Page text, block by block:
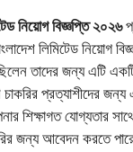
নিয়োগ বিজ্ঞপ্তি ২০২৬
লিমিটেড নিয়োগ
তাদের জন্য এটি
চাকরির প্রত্যাশীদের
শিক্ষাগত যোগ্যতার
জন্য আবেদন করতে